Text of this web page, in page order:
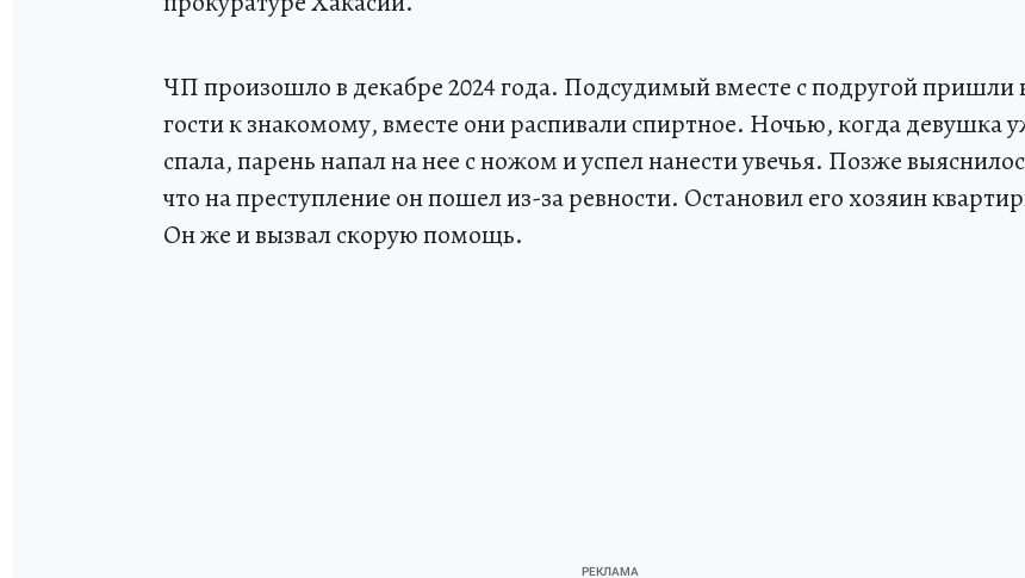
ЧП произошло в декабре 2024 года. Подсудимый вместе с подругой пришли
гости к знакомому, вместе они распивали спиртное. Ночью, когда девушка
спала, парень напал на нее с ножом и успел нанести увечья. Позже
что на преступление он пошел из-за ревности. Остановил его хозяин
Он же и вызвал скорую помощь.